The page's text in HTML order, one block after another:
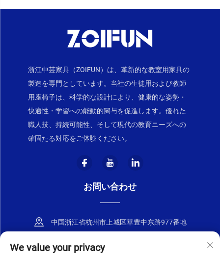
浙江中芸家具（ZOIFUN）は、革新的な教室用家具の
製造を専門としています。当社の生徒用および教師
用座椅子は、科学的な設計により、健康的な姿勢・
快適性・学習への能動的関与を促進します。優れた
職人技、持続可能性、そして現代の教育ニーズへの
確固たる対応をご体験ください。
お問い合わせ
中国浙江省杭州市上城区華豊中东路977番地
+86-18668589258
We value your privacy